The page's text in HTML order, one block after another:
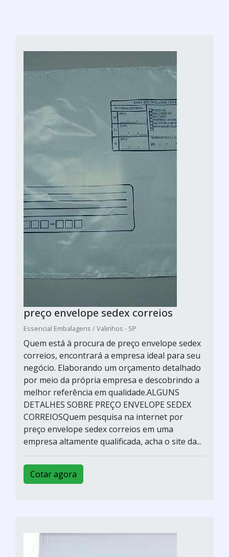
preço envelope sedex correios
Essencial Embalagens / Valinhos - SP
Quem está à procura de preço envelope sedex
correios, encontrará a empresa ideal para seu
negócio. Elaborando um orçamento detalhado
por meio da própria empresa e descobrindo a
melhor referência em qualidade.ALGUNS
DETALHES SOBRE PREÇO ENVELOPE SEDEX
CORREIOSQuem pesquisa na internet por
preço envelope sedex correios em uma
empresa altamente qualificada, acha o site da...
Cotar agora